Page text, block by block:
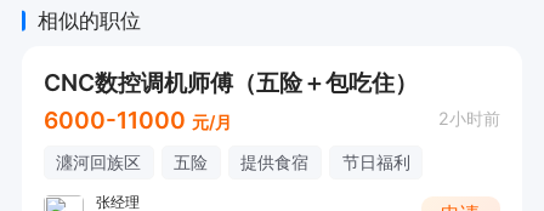
相似的职位
CNC数控调机师傅（五险＋包吃住）
6000-11000 元/月 2小时前
瀍河回族区 五险 提供食宿 节日福利
张经理